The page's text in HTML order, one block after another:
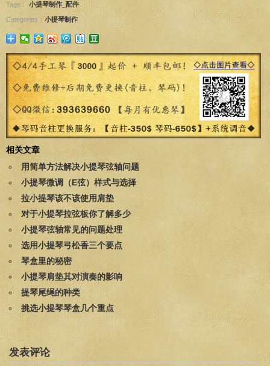
Tags： 小提琴制作_配件
Categories： 小提琴制作
相关文章
用简单方法解决小提琴弦轴问题
小提琴微调（E弦）样式与选择
拉小提琴该不该使用肩垫
对于小提琴拉弦板你了解多少
小提琴弦轴常见的问题处理
选用小提琴弓松香三个要点
琴盒里的秘密
小提琴肩垫其对演奏的影响
提琴尾绳的种类
挑选小提琴琴盒几个重点
发表评论